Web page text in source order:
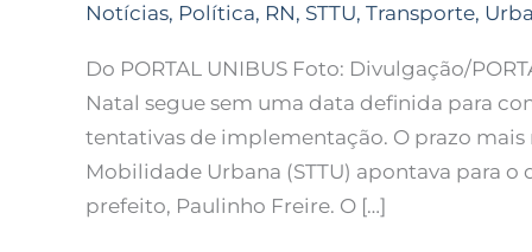
Notícias, Política, RN, STTU, Transporte,
Do PORTAL UNIBUS Foto: Divulgação/
Natal segue sem uma data definida para
tentativas de implementação. O prazo
Mobilidade Urbana (STTU) apontava para
prefeito, Paulinho Freire. O […]